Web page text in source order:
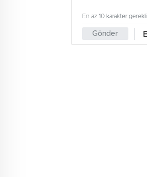
Gönder
En az 10 karakter gerekli